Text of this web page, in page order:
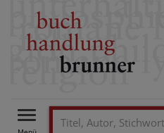
Toggle